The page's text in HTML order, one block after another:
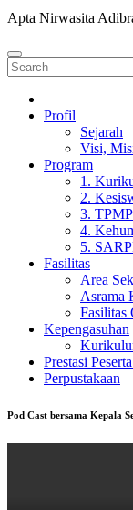
Apta Nirwasita
Profil
Sejarah
Visi,
Program
1.
2.
3.
4.
5.
Fasilitas
Area
Asrama
Fasilitas
Kepengasuhan
Prestasi
Perpustakaan
Pod Cast bersama Kepala